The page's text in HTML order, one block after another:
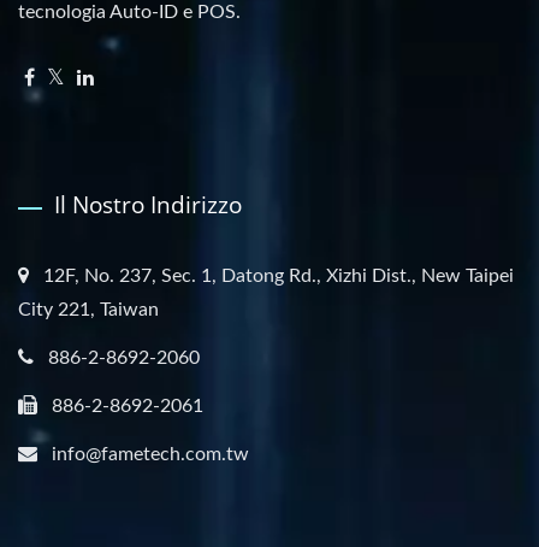
tecnologia Auto-ID e POS.
Il Nostro Indirizzo
12F, No. 237, Sec. 1, Datong Rd., Xizhi Dist., New Taipei
City 221, Taiwan
886-2-8692-2060
886-2-8692-2061
info@fametech.com.tw